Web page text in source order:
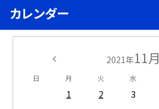
カレンダー
2021年11月
日 月 火 水
1 2 3